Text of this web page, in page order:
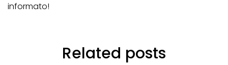
informato!
Related posts